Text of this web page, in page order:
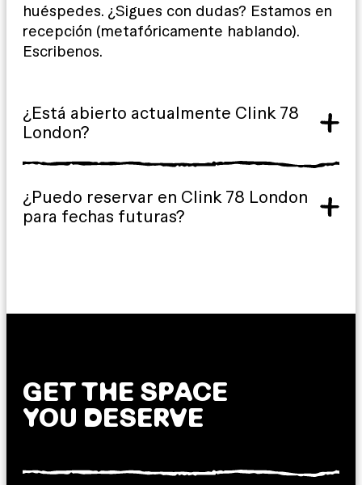
huéspedes. ¿Sigues con dudas? Estamos en
recepción (metafóricamente hablando).
Escribenos.
¿Está abierto actualmente Clink 78
London?
¿Puedo reservar en Clink 78 London
para fechas futuras?
GET THE SPACE
YOU DESERVE